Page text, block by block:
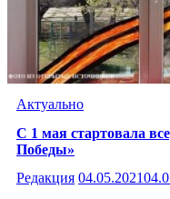
Актуально
С 1 мая стартовала
Победы»
Редакция 04.05.2021